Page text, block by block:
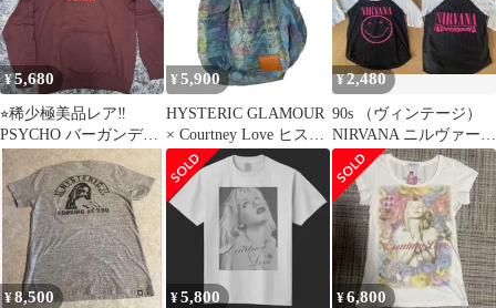
¥5,680
⭐︎稀少極美品レア‼️
PSYCHO バーガンディ
フード付きパーカー M
サイズ‼️
¥ 5,900
HYSTERIC GLAMOUR
× Courtney Love ヒステ
リックグラマー コート
ニー・ラブ インディゴ
デニム トートバッグ
【FJ2】
¥2,480
90s （ヴィンテージ）
NIRVANA ニルヴァーナ
ラグランTシャツ
¥8,500 ¥5,800 ¥6,800